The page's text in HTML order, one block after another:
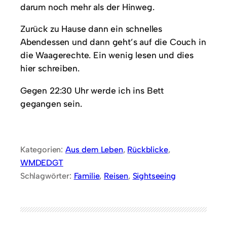
darum noch mehr als der Hinweg.
Zurück zu Hause dann ein schnelles
Abendessen und dann geht’s auf die Couch in
die Waagerechte. Ein wenig lesen und dies
hier schreiben.
Gegen 22:30 Uhr werde ich ins Bett
gegangen sein.
Kategorien: Aus dem Leben, Rückblicke ,
WMDEDGT
Schlagwörter: Familie, Reisen, Sightseeing